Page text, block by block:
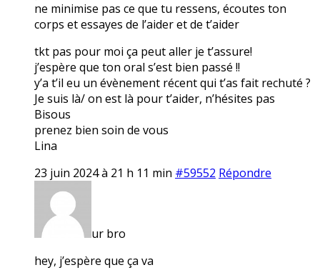
ne minimise pas ce que tu ressens, écoutes ton
corps et essayes de l’aider et de t’aider
tkt pas pour moi ça peut aller je t’assure!
j’espère que ton oral s’est bien passé !!
y’a t’il eu un évènement récent qui t’as fait rechuté ?
Je suis là/ on est là pour t’aider, n’hésites pas
Bisous
prenez bien soin de vous
Lina
23 juin 2024 à 21 h 11 min #59552 Répondre
ur bro
hey, j’espère que ça va